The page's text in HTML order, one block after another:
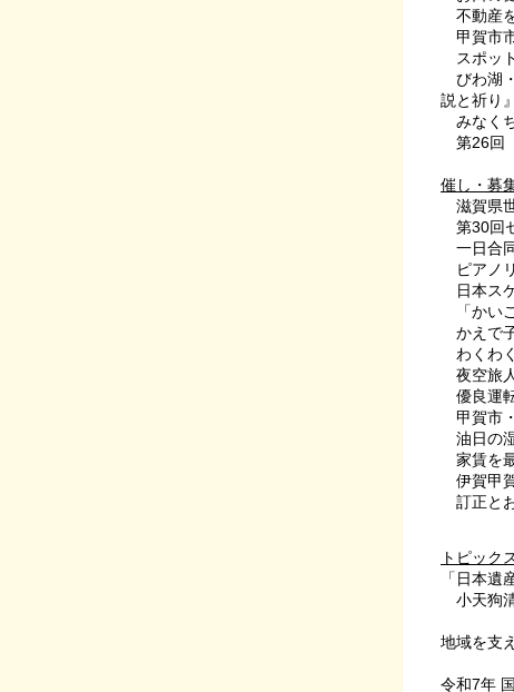
不動産
甲賀市
スポッ
びわ湖
説と祈り』
みなく
第26回
催し・募
滋賀県
第30回
一日合
ピアノ
日本ス
「かい
かえで
わくわ
夜空旅
優良運
甲賀市
油日の
家賃を
伊賀甲
訂正と
トピック
「日本遺
小天狗
地域を支
令和7年